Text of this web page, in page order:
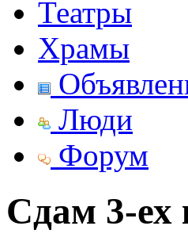
Театры
Храмы
Люди
Форум
Сдам 3-ех